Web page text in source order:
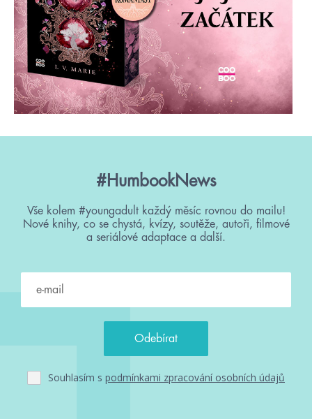
#HumbookNews
Vše kolem #youngadult každý měsíc rovnou do mailu!
Nové knihy, co se chystá, kvízy, soutěže, autoři, filmové
a seriálové adaptace a další.
Souhlasím s podmínkami zpracování osobních údajů